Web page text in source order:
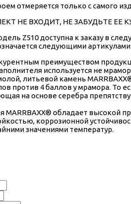
отмеряется только с самого
НЕ ВХОДИТ, НЕ ЗАБУДЬТЕ ЕЕ
Z510 доступна к заказу в
следующими артикулами
преимуществом
используется не
литьевой камень
против 4 баллов у мрамора. То
на основе серебра
МАRRВАХХ® обладает высокой
коррозионной
значениями температур.